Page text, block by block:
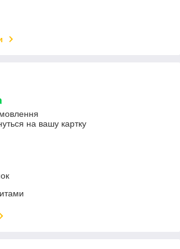
на вашу картку